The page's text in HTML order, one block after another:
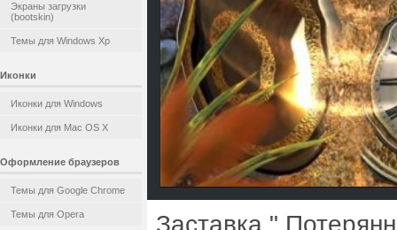
Экраны загрузки
(bootskin)
Темы для Windows Xp
Иконки
Иконки для Windows
Иконки для Mac OS X
Оформление браузеров
Темы для Google Chrome
Темы для Opera
Заставка "